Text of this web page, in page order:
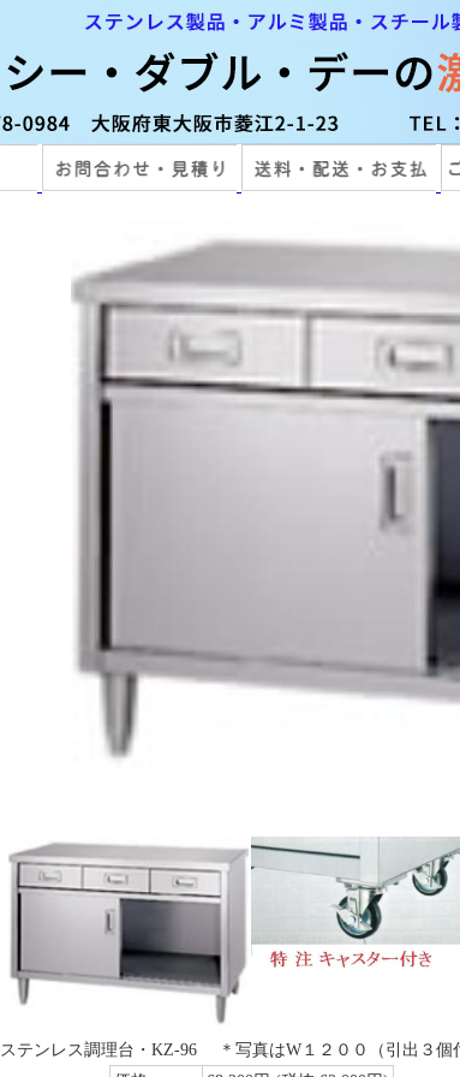
ステンレス調理台・KZ-96 ＊写真はW１２００（引出３個